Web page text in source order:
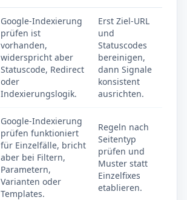
Google-Indexierung
prüfen ist
vorhanden,
widerspricht aber
Statuscode, Redirect
oder
Indexierungslogik.
Erst Ziel-URL
und
Statuscodes
bereinigen,
dann Signale
konsistent
ausrichten.
Google-Indexierung
prüfen funktioniert
für Einzelfälle, bricht
aber bei Filtern,
Parametern,
Varianten oder
Templates.
Regeln nach
Seitentyp
prüfen und
Muster statt
Einzelfixes
etablieren.